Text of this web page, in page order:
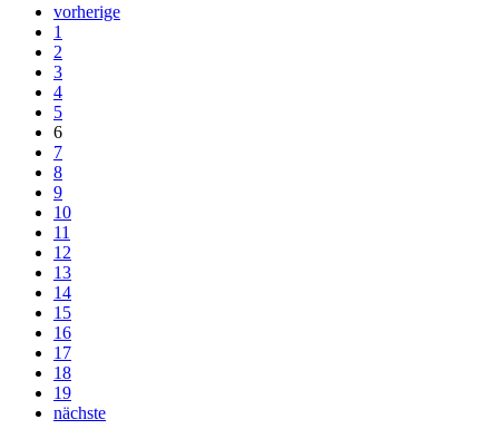
vorherige
1
2
3
4
5
6
7
8
9
10
11
12
13
14
15
16
17
18
19
nächste